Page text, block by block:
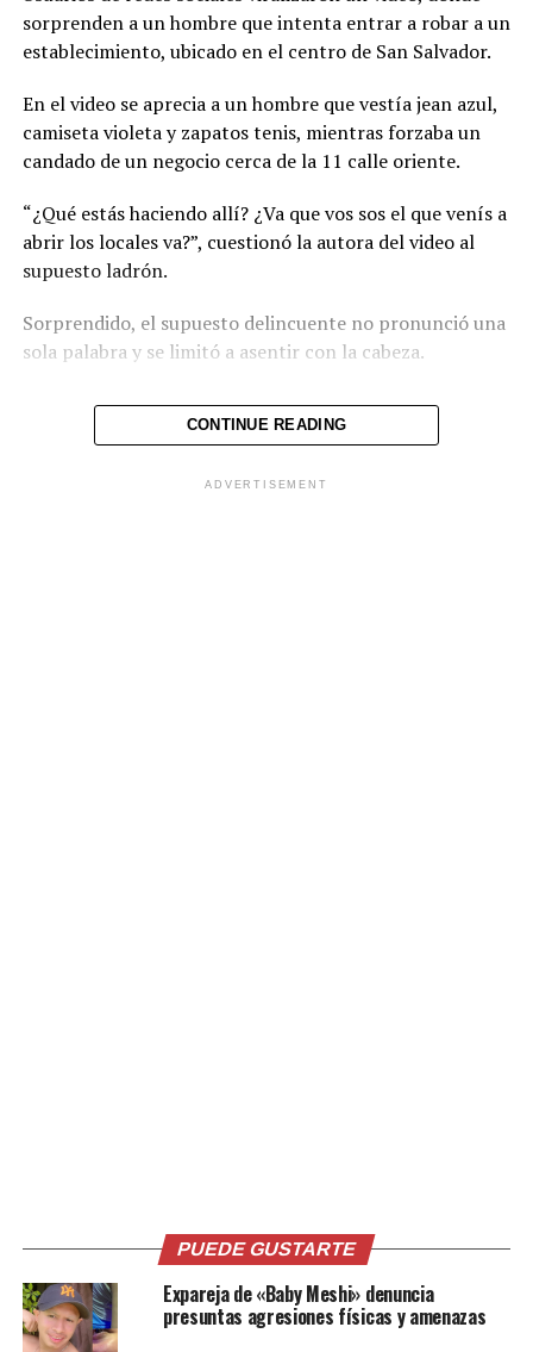
sorprenden a un hombre que intenta entrar a robar a un
establecimiento, ubicado en el centro de San Salvador.
En el video se aprecia a un hombre que vestía jean azul,
camiseta violeta y zapatos tenis, mientras forzaba un
candado de un negocio cerca de la 11 calle oriente.
“¿Qué estás haciendo allí? ¿Va que vos sos el que venís a
abrir los locales va?”, cuestionó la autora del video al
supuesto ladrón.
Sorprendido, el supuesto delincuente no pronunció una
sola palabra y se limitó a asentir con la cabeza.
CONTINUE READING
ADVERTISEMENT
PUEDE GUSTARTE
Expareja de «Baby Meshi» denuncia
presuntas agresiones físicas y amenazas